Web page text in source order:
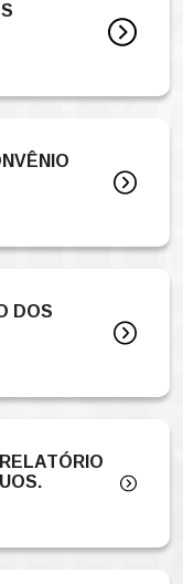
DOS